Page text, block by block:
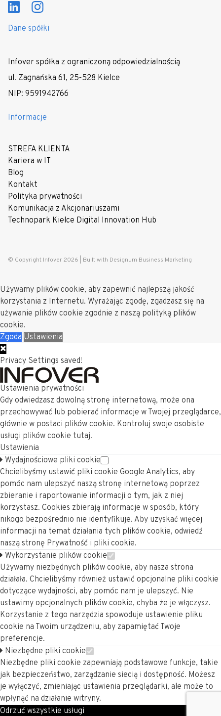
Dane spółki
Infover spółka z ograniczoną odpowiedzialnością
ul. Zagnańska 61, 25-528 Kielce
NIP: 9591942766
Informacje
STREFA KLIENTA
Kariera w IT
Blog
Kontakt
Polityka prywatności
Komunikacja z Akcjonariuszami
Technopark Kielce Digital Innovation Hub
© Copyright Infover 2026 | Built with Designum Business Marketing
Używamy plików cookie, aby zapewnić najlepszą jakość
korzystania z Internetu. Wyrażając zgodę, zgadzasz się na
używanie plików cookie zgodnie z naszą polityką plików
cookie.
Zgoda Ustawienia
Privacy Settings saved!
Ustawienia prywatności
Gdy odwiedzasz dowolną stronę internetową, może ona
przechowywać lub pobierać informacje w Twojej przeglądarce,
głównie w postaci plików cookie. Kontroluj swoje osobiste
usługi plików cookie tutaj.
Ustawienia
Wydajnościowe pliki cookie
Chcielibyśmy ustawić pliki cookie Google Analytics, aby
pomóc nam ulepszyć naszą stronę internetową poprzez
zbieranie i raportowanie informacji o tym, jak z niej
korzystasz. Cookies zbierają informacje w sposób, który
nikogo bezpośrednio nie identyfikuje. Aby uzyskać więcej
informacji na temat działania tych plików cookie, odwiedź
naszą stronę Prywatność i pliki cookie.
Wykorzystanie plików cookie
Używamy niezbędnych plików cookie, aby nasza strona
działała. Chcielibyśmy również ustawić opcjonalne pliki cookie
dotyczące wydajności, aby pomóc nam je ulepszyć. Nie
ustawimy opcjonalnych plików cookie, chyba że je włączysz.
Korzystanie z tego narzędzia spowoduje ustawienie pliku
cookie na Twoim urządzeniu, aby zapamiętać Twoje
preferencje.
Niezbędne pliki cookie
Niezbędne pliki cookie zapewniają podstawowe funkcje, takie
jak bezpieczeństwo, zarządzanie siecią i dostępność. Możesz
je wyłączyć, zmieniając ustawienia przeglądarki, ale może to
wpłynąć na działanie witryny.
Odrzuć wszystkie usługi